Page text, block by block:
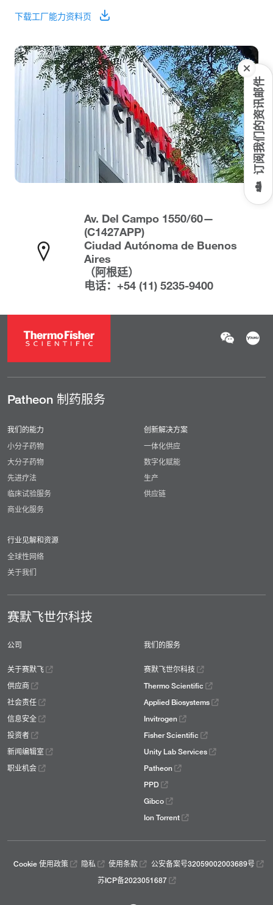
订阅我们的资讯邮件
下载工厂能力资料页
Av. Del Campo 1550/60—
(C1427APP)
Ciudad Autónoma de Buenos
Aires
（阿根廷）
电话：+54 (11) 5235-9400
Patheon 制药服务
我们的能力
小分子药物
大分子药物
先进疗法
临床试验服务
商业化服务
创新解决方案
一体化供应
数字化赋能
生产
供应链
行业见解和资源
全球性网络
关于我们
赛默飞世尔科技
公司
关于赛默飞
供应商
社会责任
信息安全
投资者
新闻编辑室
职业机会
我们的服务
赛默飞世尔科技
Thermo Scientific
Applied Biosystems
Invitrogen
Fisher Scientific
Unity Lab Services
Patheon
PPD
Gibco
Ion Torrent
Cookie 使用政策 隐私 使用条款
公安备案号32059002003689号
苏ICP备2023051687